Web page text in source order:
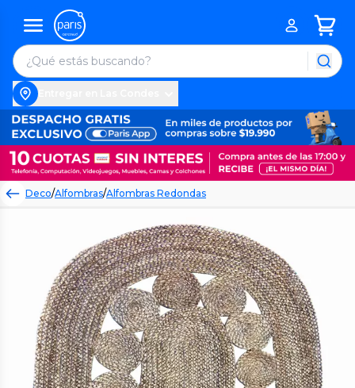
Deco/Alfombras/Alfombras Redondas